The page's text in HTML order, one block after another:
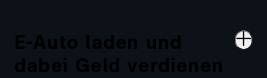
E-Auto laden und
dabei Geld verdienen